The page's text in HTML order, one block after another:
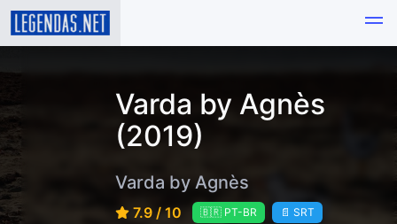
Varda by Agnès
(2019)
Varda by Agnès
7.9 / 10 🇧🇷 PT-BR 📄 SRT